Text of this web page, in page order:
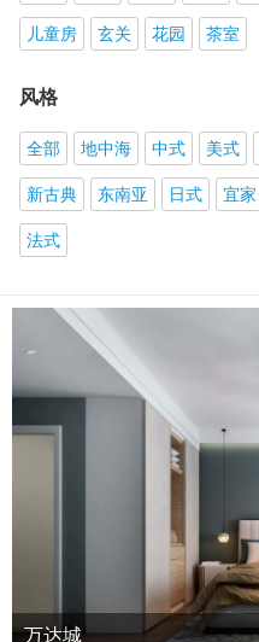
儿童房
玄关 花园 茶室
风格
全部 地中海 中式 美式
新古典
东南亚 日式 宜家
法式
万达城